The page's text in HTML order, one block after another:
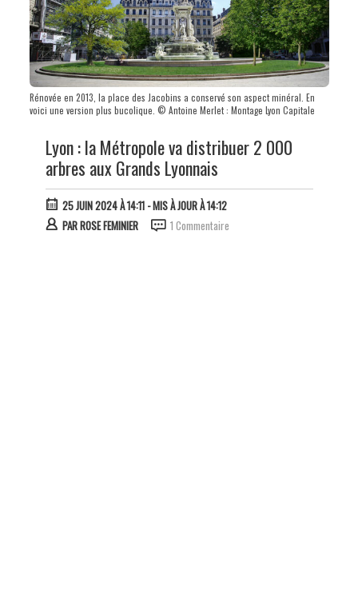
Rénovée en 2013, la place des Jacobins a conservé son aspect minéral. En
voici une version plus bucolique. © Antoine Merlet : Montage Lyon Capitale
Lyon : la Métropole va distribuer 2 000
arbres aux Grands Lyonnais
25 JUIN 2024 À 14:11- MIS À JOUR À 14:12
PARROSE FEMINIER 1 Commentaire